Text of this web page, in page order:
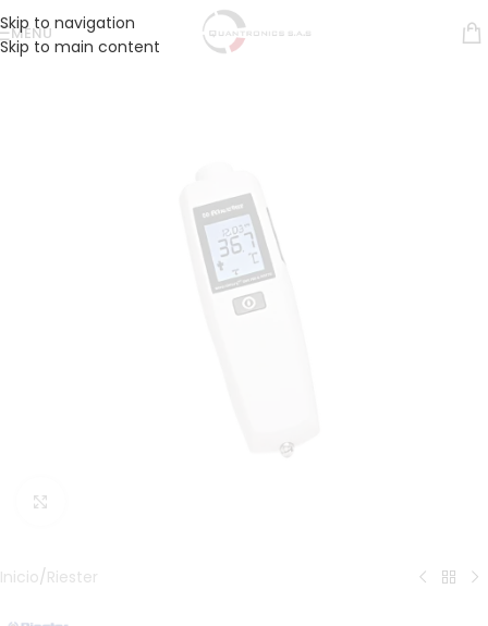
Skip to navigation
Skip to main content
MENÚ
Inicio/Riester